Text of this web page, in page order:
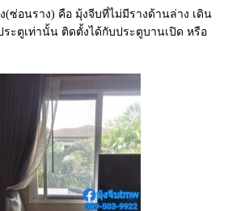
(ซ่อนราง) คือ มุ้งจีบที่ไม่มีรางด้านล่าง เดิน
ะตูเท่านั้น ติดตั้งได้กับประตูบานเปิด หรือ